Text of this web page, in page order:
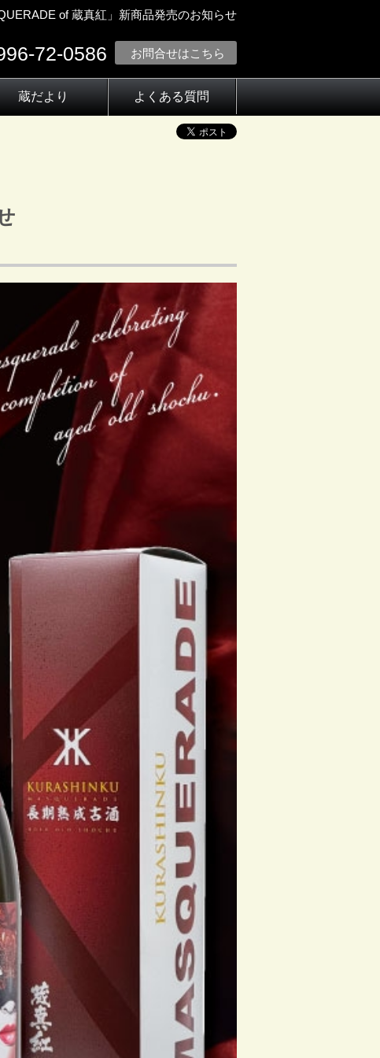
of 蔵真紅」新商品発売のお知らせ
72-0586 お問合せはこちら
蔵だより よくある質問